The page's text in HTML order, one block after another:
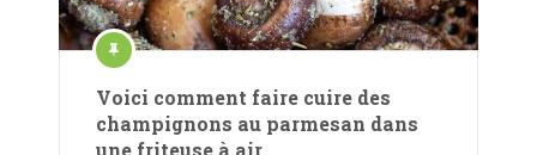
Voici comment faire cuire des
champignons au parmesan dans
une friteuse à air